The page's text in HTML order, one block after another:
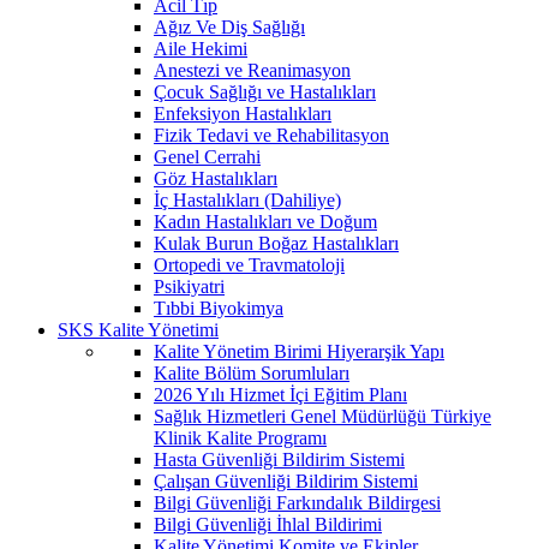
Acil Tıp
Ağız Ve Diş Sağlığı
Aile Hekimi
Anestezi ve Reanimasyon
Çocuk Sağlığı ve Hastalıkları
Enfeksiyon Hastalıkları
Fizik Tedavi ve Rehabilitasyon
Genel Cerrahi
Göz Hastalıkları
İç Hastalıkları (Dahiliye)
Kadın Hastalıkları ve Doğum
Kulak Burun Boğaz Hastalıkları
Ortopedi ve Travmatoloji
Psikiyatri
Tıbbi Biyokimya
SKS Kalite Yönetimi
Kalite Yönetim Birimi Hiyerarşik Yapı
Kalite Bölüm Sorumluları
2026 Yılı Hizmet İçi Eğitim Planı
Sağlık Hizmetleri Genel Müdürlüğü Türkiye
Klinik Kalite Programı
Hasta Güvenliği Bildirim Sistemi
Çalışan Güvenliği Bildirim Sistemi
Bilgi Güvenliği Farkındalık Bildirgesi
Bilgi Güvenliği İhlal Bildirimi